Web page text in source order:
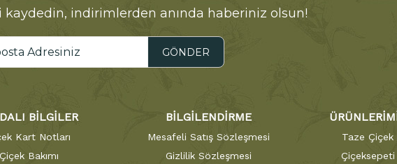
kaydedin, indirimlerden anında haberiniz olsun!
GÖNDER
BİLGİLER
Kart Notları
Çiçek Bakımı
BİLGİLENDİRME
Mesafeli Satış Sözleşmesi
Gizlilik Sözleşmesi
Taze Çiçek
Çiçeksepeti